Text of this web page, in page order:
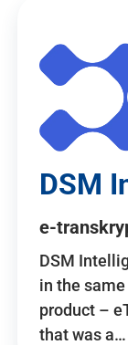
DSM
e-
DSM
in the
product –
that was a…